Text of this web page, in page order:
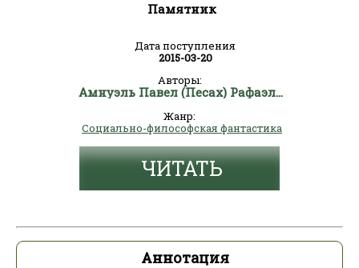
Памятник
Дата поступления
2015-03-20
Авторы:
Амнуэль Павел (Песах) Рафаэлович
Жанр:
Социально-философская фантастика
ЧИТАТЬ
Аннотация